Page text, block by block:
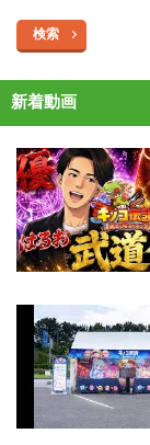
検索
新着動画